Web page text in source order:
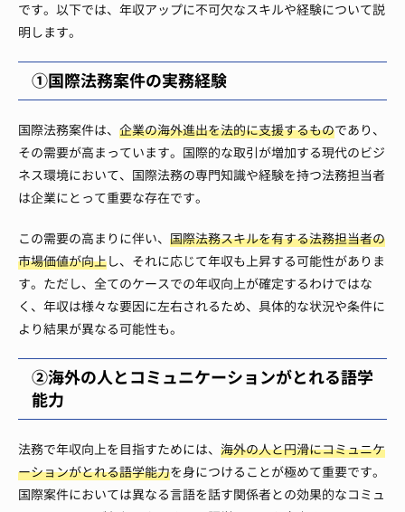
です。以下では、年収アップに不可欠なスキルや経験について説
明します。
①国際法務案件の実務経験
国際法務案件は、 企業の海外進出を法的に支援するものであり、
その需要が高まっています。国際的な取引が増加する現代のビジ
ネス環境において、国際法務の専門知識や経験を持つ法務担当者
は企業にとって重要な存在です。
この需要の高まりに伴い、 国際法務スキルを有する法務担当者の
市場価値が向上し、それに応じて年収も上昇する可能性がありま
す。ただし、全てのケースでの年収向上が確定するわけではな
く、年収は様々な要因に左右されるため、具体的な状況や条件に
より結果が異なる可能性も。
②海外の人とコミュニケーションがとれる語学
能力
法務で年収向上を目指すためには、 海外の人と円滑にコミュニケ
ーションがとれる語学能力を身につけることが極めて重要です。
国際案件においては異なる言語を話す関係者との効果的なコミュ